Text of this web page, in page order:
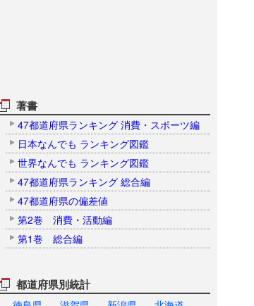
著書
47都道府県ランキング 消費・スポーツ編
日本なんでも ランキング図鑑
世界なんでも ランキング図鑑
47都道府県ランキング 総合編
47都道府県の偏差値
第2巻 消費・活動編
第1巻 総合編
都道府県別統計